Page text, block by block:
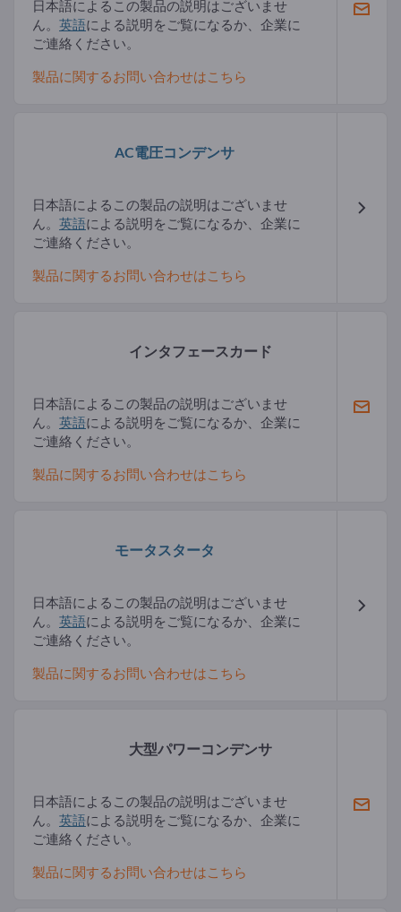
日本語によるこの製品の説明はございませ
ん。 英語による説明をご覧になるか、企業に
ご連絡ください。
製品に関するお問い合わせはこちら
AC電圧コンデンサ
日本語によるこの製品の説明はございませ
ん。 英語による説明をご覧になるか、企業に
ご連絡ください。
製品に関するお問い合わせはこちら
インタフェースカード
日本語によるこの製品の説明はございませ
ん。 英語による説明をご覧になるか、企業に
ご連絡ください。
製品に関するお問い合わせはこちら
モータスタータ
日本語によるこの製品の説明はございませ
ん。 英語による説明をご覧になるか、企業に
ご連絡ください。
製品に関するお問い合わせはこちら
大型パワーコンデンサ
日本語によるこの製品の説明はございませ
ん。 英語による説明をご覧になるか、企業に
ご連絡ください。
製品に関するお問い合わせはこちら